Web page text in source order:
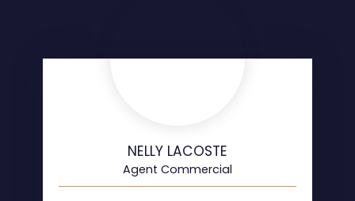
NELLY LACOSTE
Agent Commercial